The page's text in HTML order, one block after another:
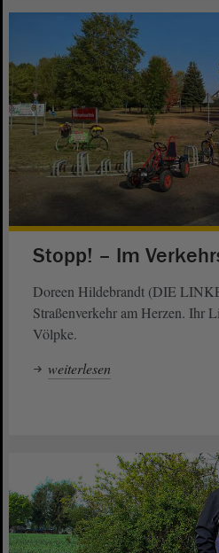
Stopp! – Im
Doreen Hildebrandt (DIE
Straßenverkehr am Herzen. Ihr
Völpke.
weiterlesen